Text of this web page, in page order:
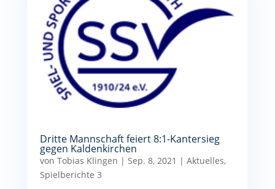
Dritte Mannschaft feiert 8:1-Kantersieg
gegen Kaldenkirchen
von Tobias Klingen | Sep. 8, 2021 | Aktuelles,
Spielberichte 3